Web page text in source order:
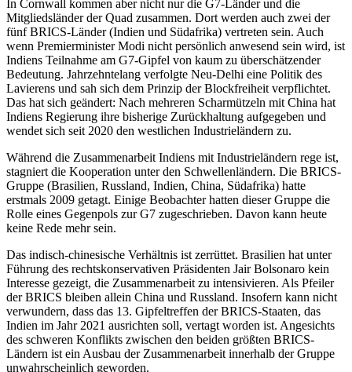
In Cornwall kommen aber nicht nur die G7-Länder und die
Mitgliedsländer der Quad zusammen. Dort werden auch zwei der
fünf BRICS-Länder (Indien und Südafrika) vertreten sein. Auch
wenn Premierminister Modi nicht persönlich anwesend sein wird, ist
Indiens Teilnahme am G7-Gipfel von kaum zu überschätzender
Bedeutung. Jahr­zehntelang verfolgte Neu-Delhi eine Politik des
Lavierens und sah sich dem Prinzip der Blockfreiheit verpflichtet.
Das hat sich ge­ändert: Nach mehreren Scharmützeln mit China hat
Indiens Regierung ihre bisherige Zurückhaltung aufgegeben und
wendet sich seit 2020 den westlichen Industrie­ländern zu.
Während die Zusammenarbeit Indiens mit Industrieländern rege ist,
stagniert die Kooperation unter den Schwellenländern. Die BRICS-
Gruppe (Brasilien, Russland, In­dien, China, Südafrika) hatte
erstmals 2009 getagt. Einige Beobachter hatten dieser Gruppe die
Rolle eines Gegenpols zur G7 zugeschrieben. Davon kann heute
keine Rede mehr sein.
Das indisch-chinesische Verhältnis ist zerrüttet. Brasilien hat unter
Führung des rechtskonservativen Präsidenten Jair Bol­sonaro kein
Interesse gezeigt, die Zusammenarbeit zu intensivieren. Als Pfeiler
der BRICS bleiben allein China und Russland. Insofern kann nicht
verwundern, dass das 13. Gipfeltreffen der BRICS-Staaten, das
Indien im Jahr 2021 ausrichten soll, vertagt worden ist. An­gesichts
des schweren Kon­flikts zwischen den beiden größten BRICS-
Ländern ist ein Ausbau der Zusammen­arbeit innerhalb der Gruppe
unwahrscheinlich geworden.